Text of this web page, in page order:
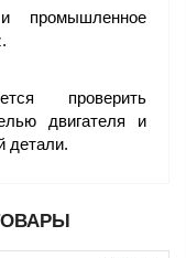
промышленное
проверить
двигателя и
детали.